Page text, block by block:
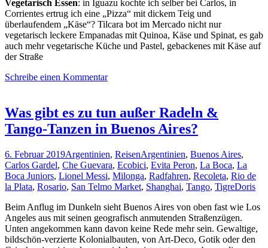
Vegetarisch Essen: in Iguazu kochte ich selber bei Carlos, in
Corrientes ertrug ich eine „Pizza“ mit dickem Teig und
überlaufendem „Käse“? Tilcara bot im Mercado nicht nur
vegetarisch leckere Empanadas mit Quinoa, Käse und Spinat, es gab
auch mehr vegetarische Küche und Pastel, gebackenes mit Käse auf
der Straße
Schreibe einen Kommentar
Was gibt es zu tun außer Radeln &
Tango-Tanzen in Buenos Aires?
6. Februar 2019Argentinien, ReisenArgentinien, Buenos Aires,
Carlos Gardel, Che Guevara, Ecobici, Evita Peron, La Boca, La
Boca Juniors, Lionel Messi, Milonga, Radfahren, Recoleta, Rio de
la Plata, Rosario, San Telmo Market, Shanghai, Tango, TigreDoris
Beim Anflug im Dunkeln sieht Buenos Aires von oben fast wie Los
Angeles aus mit seinen geografisch anmutenden Straßenzügen.
Unten angekommen kann davon keine Rede mehr sein. Gewaltige,
bildschön-verzierte Kolonialbauten, von Art-Deco, Gotik oder den